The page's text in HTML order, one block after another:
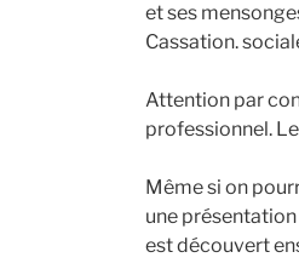
et ses
Cassation.
Attention par
professionnel.
Même si on
une
est découvert